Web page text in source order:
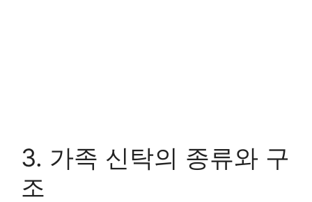
3. 가족 신탁의 종류와 구
조